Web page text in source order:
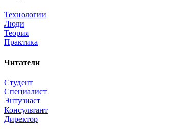
Технологии
Люди
Теория
Практика
Читатели
Студент
Специалист
Энтузиаст
Консультант
Директор